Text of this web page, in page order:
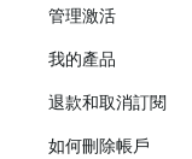
管理激活
我的產品
退款和取消訂閱
如何刪除帳戶